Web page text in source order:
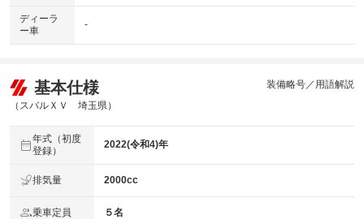
ディーラ
ー車
-
基本仕様
（スバルＸＶ 埼玉県）
装備略号／用語解説
年式（初度
登録）
2022(令和4)年
排気量 2000cc
乗車定員 ５名